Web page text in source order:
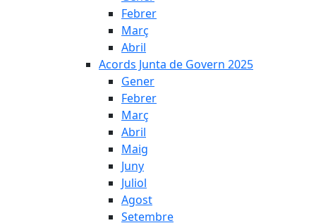
Febrer
Març
Abril
Acords Junta de Govern 2025
Gener
Febrer
Març
Abril
Maig
Juny
Juliol
Agost
Setembre